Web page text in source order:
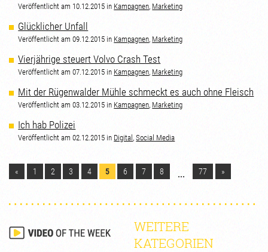
Veröffentlicht am 10.12.2015 in Kampagnen, Marketing
Glücklicher Unfall
Veröffentlicht am 09.12.2015 in Kampagnen, Marketing
Vierjährige steuert Volvo Crash Test
Veröffentlicht am 07.12.2015 in Kampagnen, Marketing
Mit der Rügenwalder Mühle schmeckt es auch ohne Fleisch
Veröffentlicht am 03.12.2015 in Kampagnen, Marketing
Ich hab Polizei
Veröffentlicht am 02.12.2015 in Digital ,Social Media
« 1 2 3 4 5 6 7 8 ... 77 »
WEITERE
KATEGORIEN